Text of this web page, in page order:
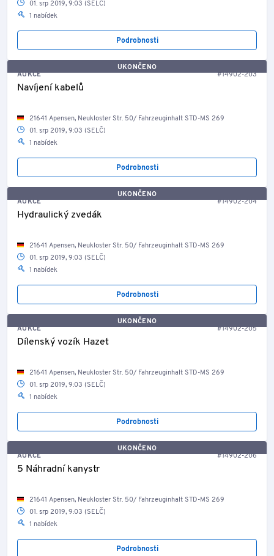
01. srp 2019, 9:03 (SELČ)
1 nabídek
Podrobnosti
UKONČENO
AUKCE
#14902-203
Navíjení kabelů
21641 Apensen, Neukloster Str. 50/ Fahrzeuginhalt STD-MS 269
01. srp 2019, 9:03 (SELČ)
1 nabídek
Podrobnosti
UKONČENO
AUKCE
#14902-204
Hydraulický zvedák
21641 Apensen, Neukloster Str. 50/ Fahrzeuginhalt STD-MS 269
01. srp 2019, 9:03 (SELČ)
1 nabídek
Podrobnosti
UKONČENO
AUKCE
#14902-205
Dílenský vozík Hazet
21641 Apensen, Neukloster Str. 50/ Fahrzeuginhalt STD-MS 269
01. srp 2019, 9:03 (SELČ)
1 nabídek
Podrobnosti
UKONČENO
AUKCE
#14902-206
5 Náhradní kanystr
21641 Apensen, Neukloster Str. 50/ Fahrzeuginhalt STD-MS 269
01. srp 2019, 9:03 (SELČ)
1 nabídek
Podrobnosti